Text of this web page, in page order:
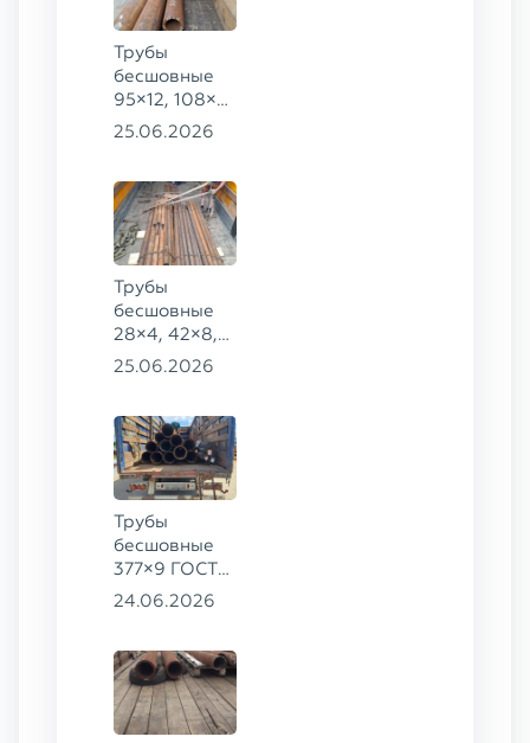
Трубы
бесшовные
95×12, 108×6,
159×32,
09Г2С
25.06.2026
Трубы
бесшовные
28×4, 42×8,
73×14,
20
25.06.2026
Трубы
бесшовные
377×9 ГОСТ
8732-78, ст.
24.06.2026